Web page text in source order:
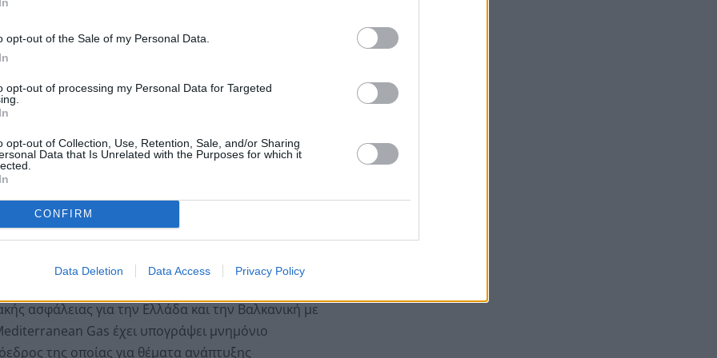
opt-out of the Sale of my Personal Data.
opt-out of processing my Personal Data for Targeted
opt-out of Collection, Use, Retention, Sale, and/or Sharing
Data that Is Unrelated with the Purposes for which it
CONFIRM
Data Deletion Data Access Privacy Policy
Περιβάλλοντος και Ενέργειας Νίκος Ταγαράς και
ότι η Ελλάδα επιδιώκει να καταστεί
με τον αγωγό ΤΑΡ, τους κάθετους άξονες και τις
το έργο του Βόλου.
Gas, Βασίλης Πετκίδης ανέφερε ότι
μελέτες προκειμένου να ακολουθήσει η
ως τις αρχές του 2024. Σημείωσε ακόμη ότι
για την εγκατάσταση της μονάδας η οποία όπως
ασφάλειας για την Ελλάδα και την Βαλκανική με
Gas έχει υπογράψει μνημόνιο
της οποίας για θέματα ανάπτυξης